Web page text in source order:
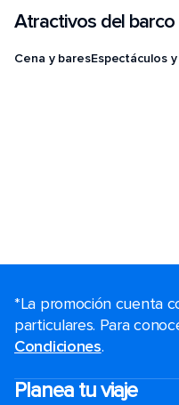
Atractivos del barco
Cena y baresEspectáculos
*La promoción cuenta
particulares. Para
Condiciones.
Planea tu viaje